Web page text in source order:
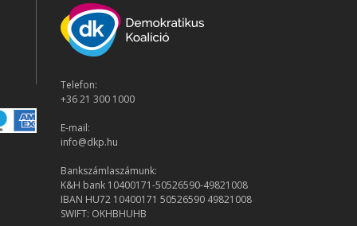
Telefon:
+36 21 300 1000
E-mail:
info@dkp.hu
Bankszámlaszámunk:
K&H bank 10400171-50526590-49821008
IBAN HU72 10400171 50526590 49821008
SWIFT: OKHBHUHB